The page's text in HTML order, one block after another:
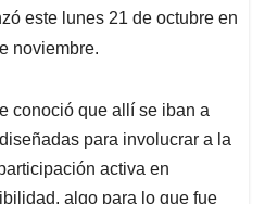
este lunes 21 de octubre en
noviembre.
conoció que allí se iban a
para involucrar a la
activa en
algo para lo que fue